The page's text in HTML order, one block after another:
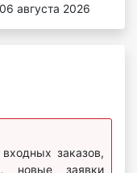
06 августа 2026
заказов,
новые заявки